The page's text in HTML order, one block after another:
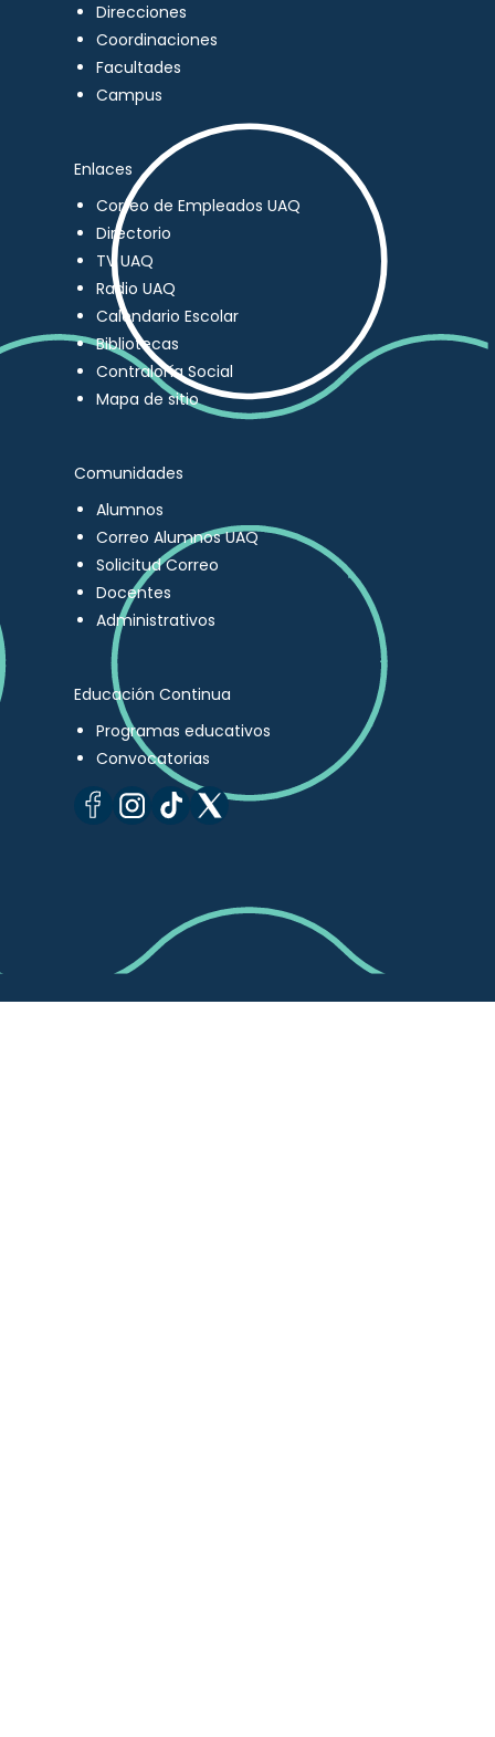
Direcciones
Coordinaciones
Facultades
Campus
Enlaces
Correo de Empleados UAQ
Directorio
TV UAQ
Radio UAQ
Calendario Escolar
Bibliotecas
Contraloría Social
Mapa de sitio
Comunidades
Alumnos
Correo Alumnos UAQ
Solicitud Correo
Docentes
Administrativos
Educación Continua
Programas educativos
Convocatorias